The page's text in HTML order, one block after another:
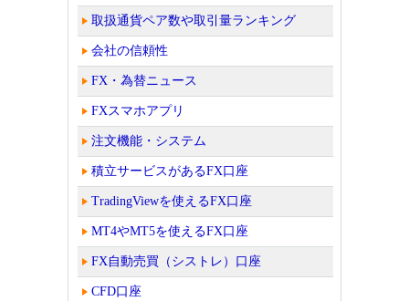
取扱通貨ペア数や取引量ランキング
会社の信頼性
FX・為替ニュース
FXスマホアプリ
注文機能・システム
積立サービスがあるFX口座
TradingViewを使えるFX口座
MT4やMT5を使えるFX口座
FX自動売買（シストレ）口座
CFD口座